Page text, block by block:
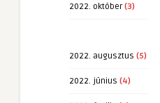
2022. október(3)
2022. augusztus (5)
2022. június (4)